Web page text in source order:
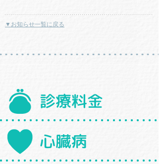
▼お知らせ一覧に戻る
診療料金
心臓病